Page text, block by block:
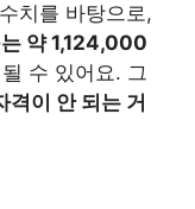
치를 바탕으로,
약 1,124,000
수 있어요. 그
격이 안 되는 거